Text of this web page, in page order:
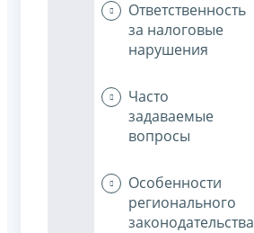
Ответственность
за налоговые
нарушения
Часто
задаваемые
вопросы
Особенности
регионального
законодательства